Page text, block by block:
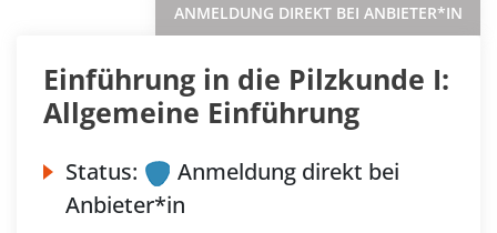
ANMELDUNG DIREKT BEI ANBIETER*IN
Einführung in die Pilzkunde I:
Allgemeine Einführung
Status:
Anmeldung direkt bei
Anbieter*in